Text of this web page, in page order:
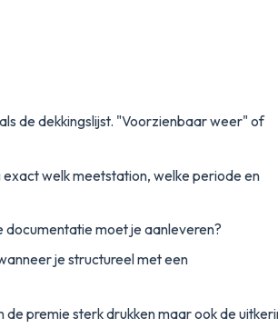
de dekkingslijst. "Voorzienbaar weer" of
exact welk meetstation, welke periode en
documentatie moet je aanleveren?
je structureel met een
premie sterk drukken maar ook de